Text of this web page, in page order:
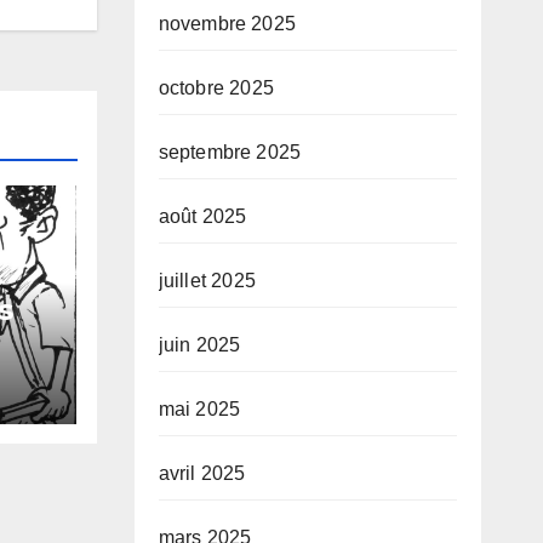
novembre 2025
octobre 2025
septembre 2025
août 2025
juillet 2025
juin 2025
mai 2025
avril 2025
mars 2025